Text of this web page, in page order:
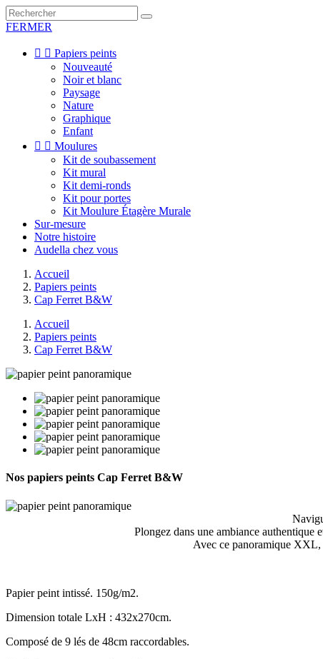
FERMER
  Papiers peints
Nouveauté
Noir et blanc
Paysage
Nature
Graphique
Enfant
  Moulures
Kit de soubassement
Kit mural
Kit demi-ronds
Kit pour portes
Kit Moulure Étagère Murale
Sur-mesure
Notre histoire
Audella chez vous
Accueil
Papiers peints
Cap Ferret B&W
Accueil
Papiers peints
Cap Ferret B&W
Nos papiers peints Cap Ferret B&W
Plongez dans une ambiance authentique
Avec ce panoramique XXL,
Papier peint intissé. 150g/m2.
Dimension totale LxH : 432x270cm.
Composé de 9 lés de 48cm raccordables.